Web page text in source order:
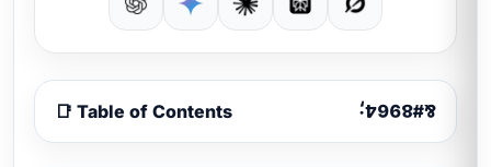
📑 Table of Contents